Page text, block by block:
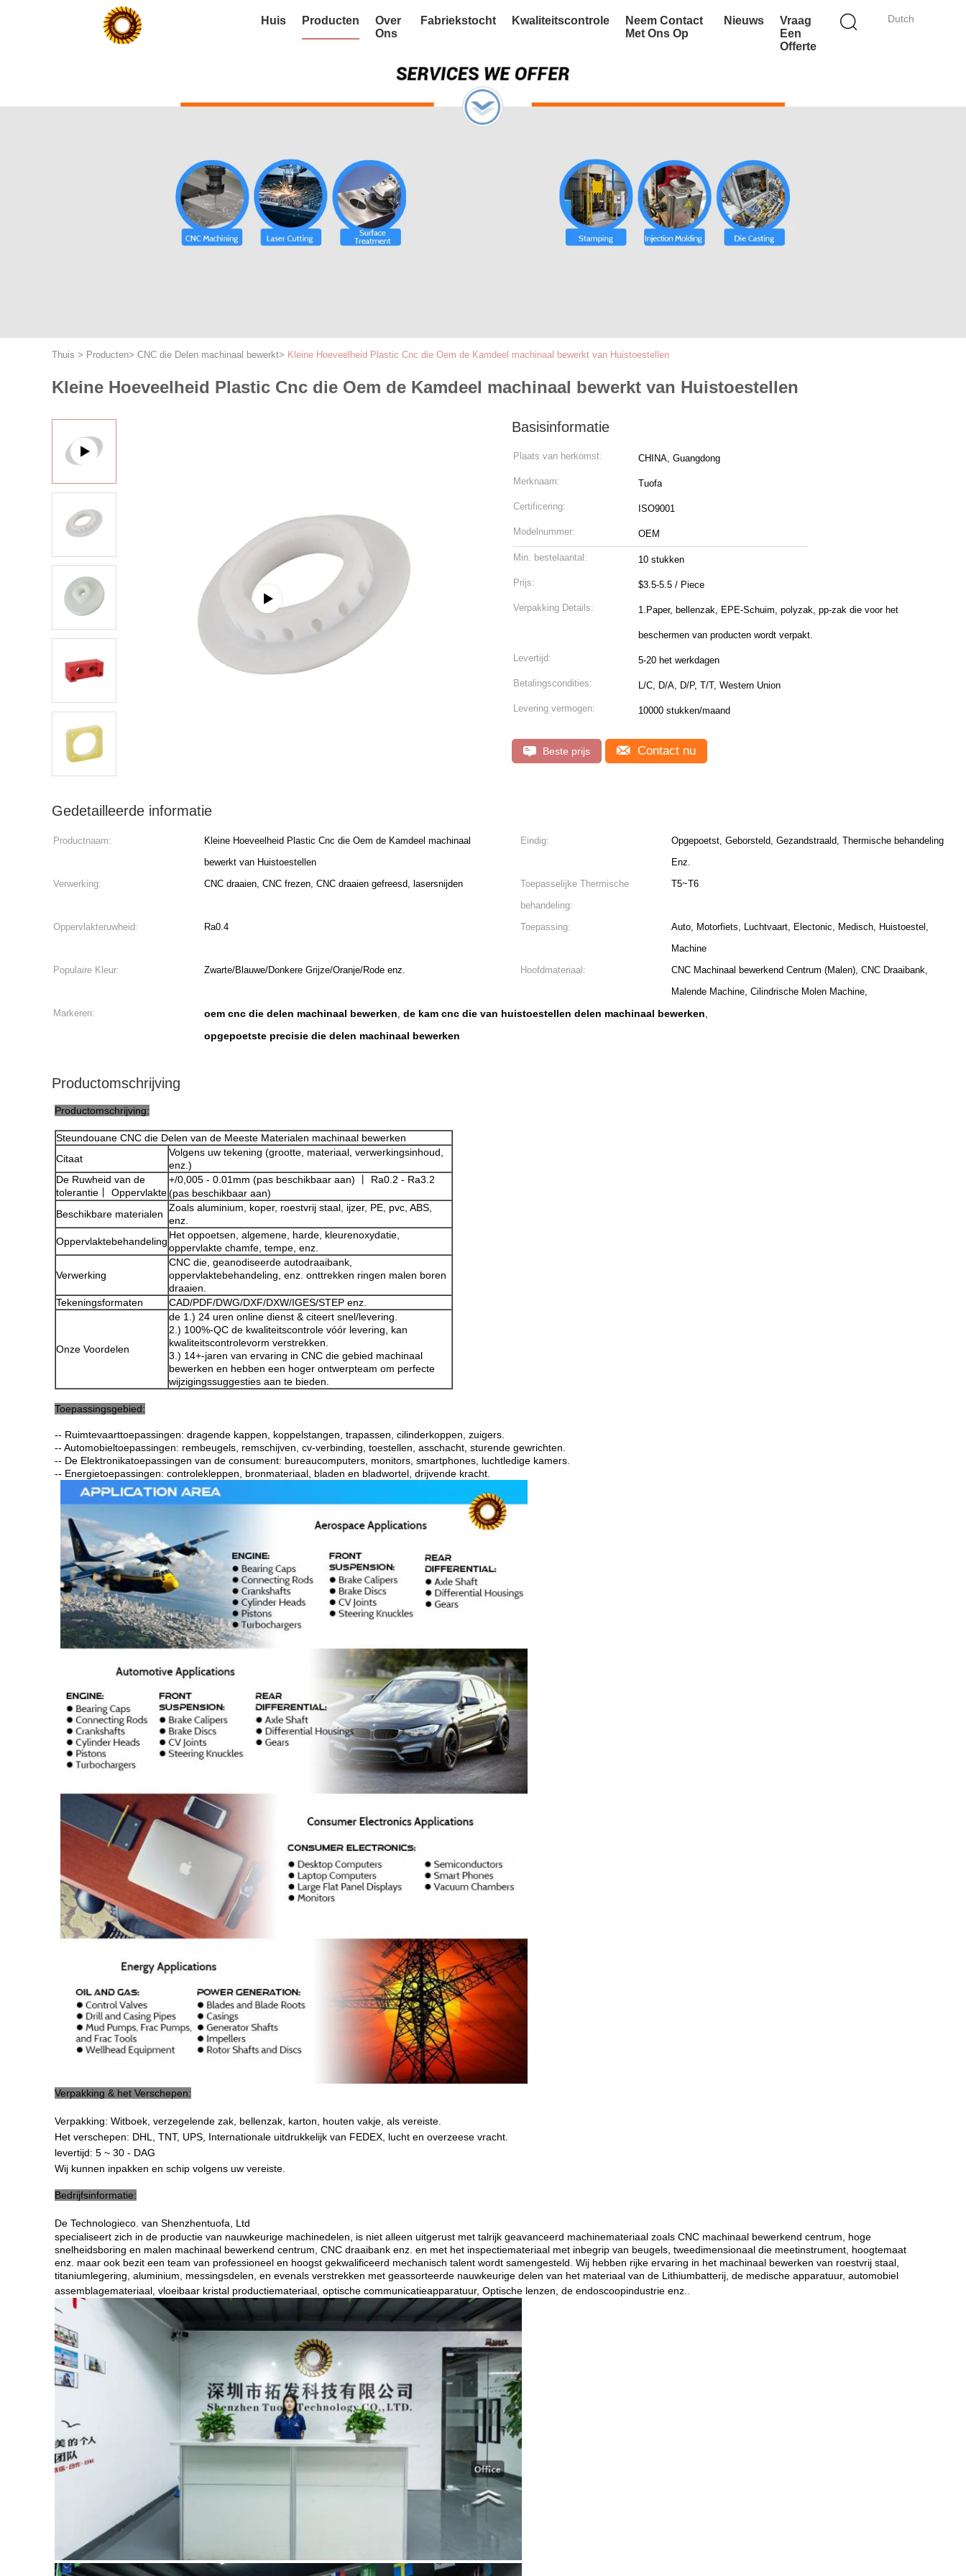
Dutch
Huis Producten
Over
Ons
Fabriekstocht Kwaliteitscontrole
Neem Contact
Met Ons Op
Nieuws
Vraag
Een
Offerte
Thuis > Producten> CNC die Delen machinaal bewerkt> Kleine Hoeveelheid Plastic Cnc die Oem de Kamdeel machinaal bewerkt van Huistoestellen
Kleine Hoeveelheid Plastic Cnc die Oem de Kamdeel machinaal bewerkt van Huistoestellen
Basisinformatie
Plaats van herkomst: CHINA, Guangdong
Merknaam: Tuofa
Certificering: ISO9001
Modelnummer: OEM
Min. bestelaantal: 10 stukken
Prijs: $3.5-5.5 / Piece
Verpakking Details: 1.Paper, bellenzak, EPE-Schuim, polyzak, pp-zak die voor het
beschermen van producten wordt verpakt.
Levertijd: 5-20 het werkdagen
Betalingscondities: L/C, D/A, D/P, T/T, Western Union
Levering vermogen: 10000 stukken/maand
Beste prijs Contact nu
Gedetailleerde informatie
Productnaam:
Kleine Hoeveelheid Plastic Cnc die Oem de Kamdeel machinaal
bewerkt van Huistoestellen
Eindig:
Opgepoetst, Geborsteld, Gezandstraald, Thermische behandeling
Enz.
Verwerking:
CNC draaien, CNC frezen, CNC draaien gefreesd, lasersnijden
Toepasselijke Thermische
behandeling:
T5~T6
Oppervlakteruwheid: Ra0.4 Toepassing:
Auto, Motorfiets, Luchtvaart, Electonic, Medisch, Huistoestel,
Machine
Populaire Kleur:
Zwarte/Blauwe/Donkere Grijze/Oranje/Rode enz. Hoofdmateriaal:
CNC Machinaal bewerkend Centrum (Malen), CNC Draaibank,
Malende Machine, Cilindrische Molen Machine,
Markeren:
oem cnc die delen machinaal bewerken, de kam cnc die van huistoestellen delen machinaal bewerken,
opgepoetste precisie die delen machinaal bewerken
Productomschrijving
Productomschrijving:
Steundouane CNC die Delen van de Meeste Materialen machinaal bewerken
Citaat
Volgens uw tekening (grootte, materiaal, verwerkingsinhoud,
enz.)
De Ruwheid van de
tolerantie丨 Oppervlakte
+/0,005 - 0.01mm (pas beschikbaar aan) 丨 Ra0.2 - Ra3.2
(pas beschikbaar aan)
Beschikbare materialen
Zoals aluminium, koper, roestvrij staal, ijzer, PE, pvc, ABS,
enz.
Oppervlaktebehandeling
Het oppoetsen, algemene, harde, kleurenoxydatie,
oppervlakte chamfe, tempe, enz.
Verwerking
CNC die, geanodiseerde autodraaibank,
oppervlaktebehandeling, enz. onttrekken ringen malen boren
draaien.
Tekeningsformaten
CAD/PDF/DWG/DXF/DXW/IGES/STEP enz.
Onze Voordelen
de 1.) 24 uren online dienst & citeert snel/levering.
2.) 100%-QC de kwaliteitscontrole vóór levering, kan
kwaliteitscontrolevorm verstrekken.
3.) 14+-jaren van ervaring in CNC die gebied machinaal
bewerken en hebben een hoger ontwerpteam om perfecte
wijzigingssuggesties aan te bieden.
Toepassingsgebied:
-- Ruimtevaarttoepassingen: dragende kappen, koppelstangen, trapassen, cilinderkoppen, zuigers.
-- Automobieltoepassingen: rembeugels, remschijven, cv-verbinding, toestellen, asschacht, sturende gewrichten.
-- De Elektronikatoepassingen van de consument: bureaucomputers, monitors, smartphones, luchtledige kamers.
-- Energietoepassingen: controlekleppen, bronmateriaal, bladen en bladwortel, drijvende kracht.
Verpakking & het Verschepen:
Verpakking: Witboek, verzegelende zak, bellenzak, karton, houten vakje, als vereiste.
Het verschepen: DHL, TNT, UPS, Internationale uitdrukkelijk van FEDEX, lucht en overzeese vracht
levertijd: 5 ~ 30 - DAG
Wij kunnen inpakken en schip volgens uw vereiste.
Bedrijfsinformatie:
De Technologieco. van Shenzhentuofa, Ltd
specialiseert zich in de productie van nauwkeurige machinedelen, is niet alleen uitgerust met talrijk geavanceerd machinemateriaal zoals CNC machinaal bewerkend centrum, hoge
snelheidsboring en malen machinaal bewerkend centrum, CNC draaibank enz. en met het inspectiemateriaal met inbegrip van beugels, tweedimensionaal die meetinstrument, hoogtemaat
enz. maar ook bezit een team van professioneel en hoogst gekwalificeerd mechanisch talent wordt samengesteld. Wij hebben rijke ervaring in het machinaal bewerken van roestvrij staal,
titaniumlegering, aluminium, messingsdelen, en evenals verstrekken met geassorteerde nauwkeurige delen van het materiaal van de Lithiumbatterij, de medische apparatuur, automobiel
assemblagemateriaal, vloeibaar kristal productiemateriaal, optische communicatieapparatuur, Optische lenzen, de endoscoopindustrie enz.